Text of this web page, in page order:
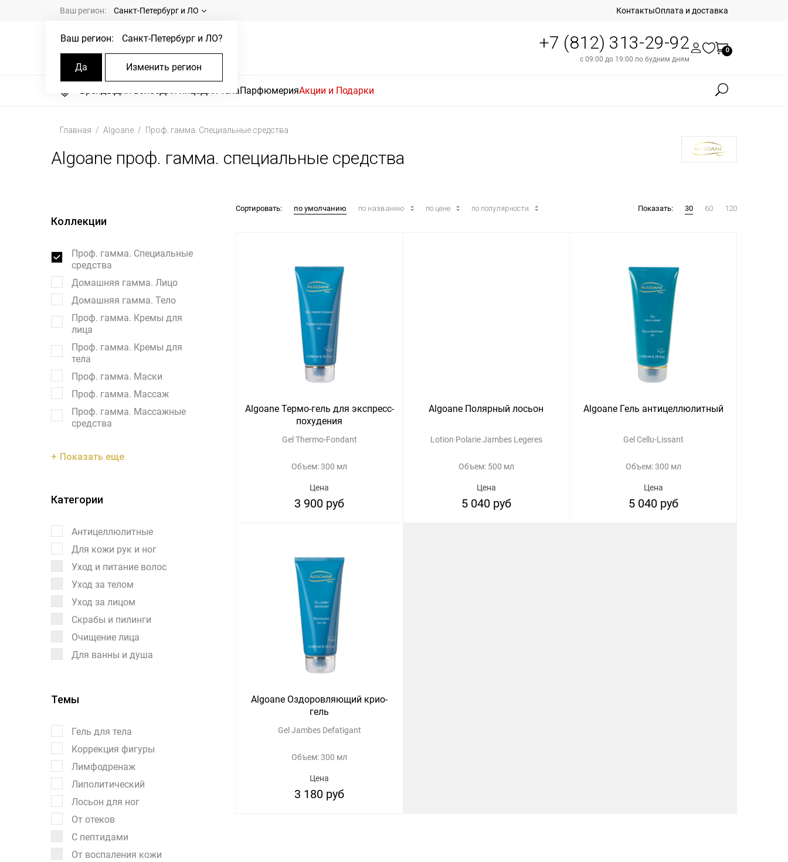
Ваш регион: Санкт-Петербург и ЛО
Ваш регион: Санкт-Петербург и ЛО?
Да Изменить регион
КонтактыОплата и доставка
+7 (812) 313-29-92
с 09:00 до 19:00 по будним дням
0
БрендыДля волосДля лицаДля телаПарфюмерияАкции и Подарки
Главная Algoane Проф. гамма. Специальные средства
Algoane проф. гамма. специальные средства
Коллекции
Проф. гамма. Специальные
средства
Домашняя гамма. Лицо
Домашняя гамма. Тело
Проф. гамма. Кремы для
лица
Проф. гамма. Кремы для
тела
Проф. гамма. Маски
Проф. гамма. Массаж
Проф. гамма. Массажные
средства
Показать еще
Категории
Антицеллюлитные
Для кожи рук и ног
Уход и питание волос
Уход за телом
Уход за лицом
Скрабы и пилинги
Очищение лица
Для ванны и душа
Темы
Гель для тела
Коррекция фигуры
Лимфодренаж
Липолитический
Лосьон для ног
От отеков
С пептидами
От воспаления кожи
Сортировать: по умолчанию по названию по цене по популярности Показать: 30 60 120
Algoane Термо-гель для экспресс-
похудения
Gel Thermo-Fondant
Объем: 300 мл
Цена
3 900 руб
Algoane Полярный лосьон
Lotion Polarie Jambes Legeres
Объем: 500 мл
Цена
5 040 руб
Algoane Гель антицеллюлитный
Gel Cellu-Lissant
Объем: 300 мл
Цена
5 040 руб
Algoane Оздоровляющий крио-
гель
Gel Jambes Defatigant
Объем: 300 мл
Цена
3 180 руб